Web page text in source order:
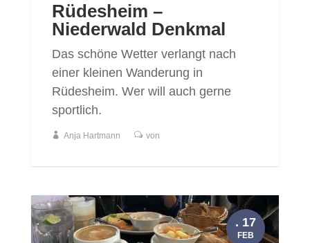
Rüdesheim –
Niederwald Denkmal
Das schöne Wetter verlangt nach
einer kleinen Wanderung in
Rüdesheim. Wer will auch gerne
sportlich.
Anja Hartmann von
. 17
FEB